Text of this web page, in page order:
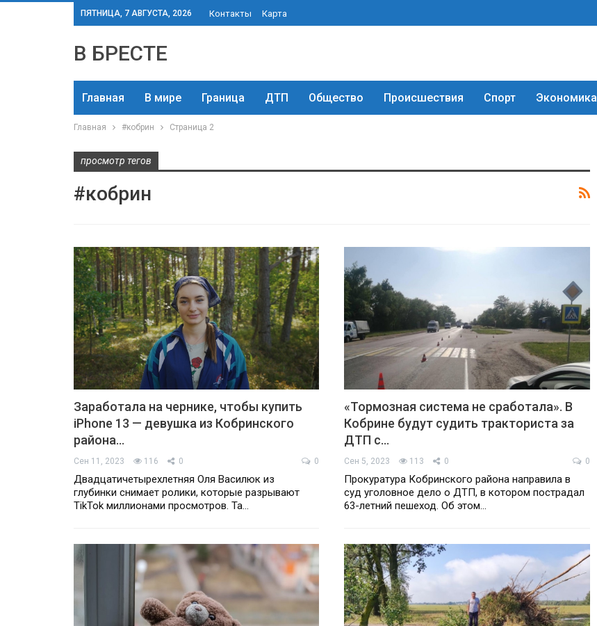
ПЯТНИЦА, 7 АВГУСТА, 2026 Контакты Карта
В БРЕСТЕ
Главная В мире Граница ДТП Общество Происшествия Спорт Экономика
Главная #кобрин Страница 2
просмотр тегов
#кобрин
Заработала на чернике, чтобы купить
iPhone 13 — девушка из Кобринского
района…
Сен 11, 2023 116 0 0
Двадцатичетырехлетняя Оля Василюк из
глубинки снимает ролики, которые разрывают
TikTok миллионами просмотров. Та…
«Тормозная система не сработала». В
Кобрине будут судить тракториста за
ДТП с…
Сен 5, 2023 113 0 0
Прокуратура Кобринского района направила в
суд уголовное дело о ДТП, в котором пострадал
63-летний пешеход. Об этом…